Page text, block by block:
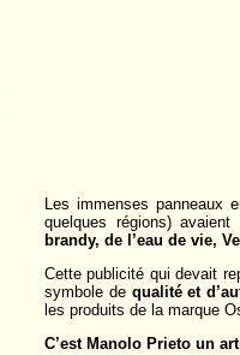
Les immenses panneaux
quelques régions)
brandy, de l’eau de vie,
Cette publicité qui devait
symbole de qualité et
les produits de la marque
C’est Manolo Prieto un